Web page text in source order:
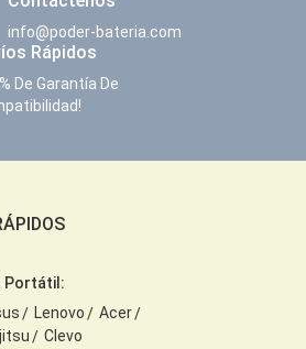
info@poder-bateria.com
Rápidos
De Garantía De
Portátil:
Lenovo
Acer
Clevo